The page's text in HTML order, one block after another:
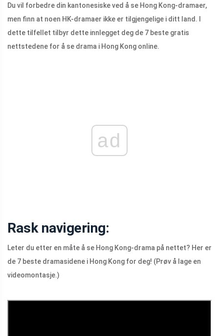
Du vil forbedre din kantonesiske ved å se Hong Kong-dramaer,
men finn at noen HK-dramaer ikke er tilgjengelige i ditt land. I
dette tilfellet tilbyr dette innlegget deg de 7 beste gratis
nettstedene for å se drama i Hong Kong online.
ad
Rask navigering:
Leter du etter en måte å se Hong Kong-drama på nettet? Her er
de 7 beste dramasidene i Hong Kong for deg! (Prøv å lage en
videomontasje.)